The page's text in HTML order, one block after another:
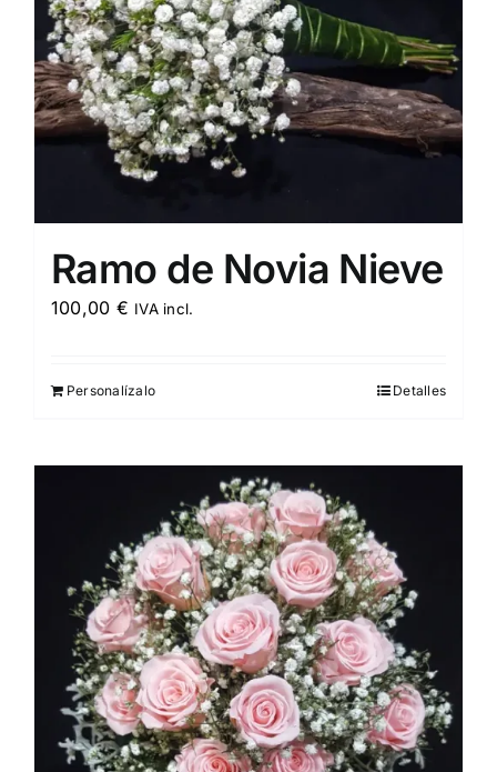
Ramo de Novia Nieve
100,00 € IVA incl.
Personalízalo Detalles